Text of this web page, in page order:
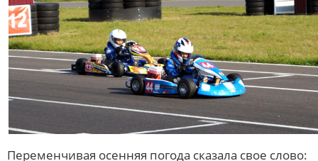
Переменчивая осенняя погода сказала свое слово: